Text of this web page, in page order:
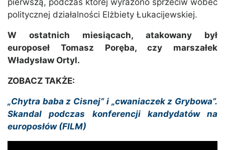
pierwszą, podczas której wyrażono sprzeciw wobec
politycznej działalności Elżbiety Łukacijewskiej.
W ostatnich miesiącach, atakowany był
europoseł Tomasz Poręba, czy marszałek
Władysław Ortyl.
ZOBACZ TAKŻE:
„Chytra baba z Cisnej” i „cwaniaczek z Grybowa”.
Skandal podczas konferencji kandydatów na
europosłów (FILM)